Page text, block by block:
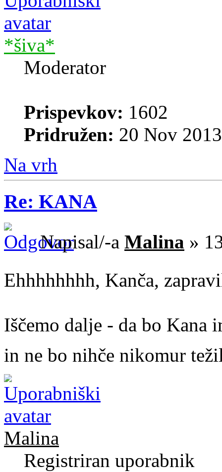
*šiva*
Moderator
Prispevkov: 1602
Pridružen: 20 Nov
Na vrh
Re: KANA
Napisal/-a Malina »
Ehhhhhhhh, Kanča,
Iščemo dalje - da bo Kana
in ne bo nihče nikomur
Malina
Registriran uporabnik